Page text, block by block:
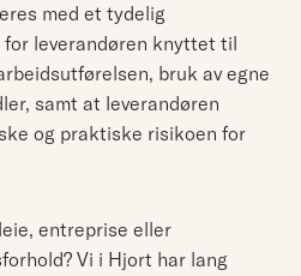
med et tydelig
for leverandøren knyttet til
bruk av egne
samt at leverandøren
og praktiske risikoen for
entreprise eller
Vi i Hjort har lang